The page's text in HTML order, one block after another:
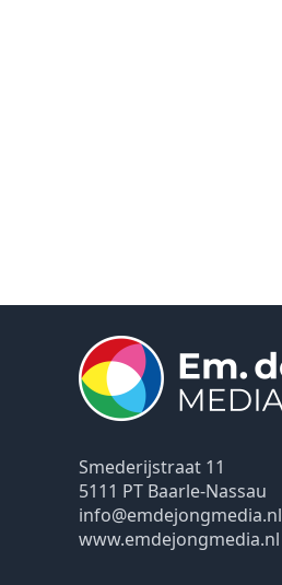
Smederijstraat 11
5111 PT Baarle-Nassau
info@emdejongmedia.nl
www.emdejongmedia.nl